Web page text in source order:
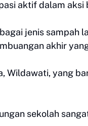
aktif dalam aksi
jenis sampah
akhir
Wildawati, yang
sekolah